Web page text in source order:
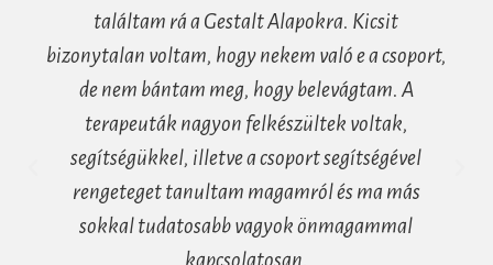
találtam rá a Gestalt Alapokra. Kicsit
bizonytalan voltam, hogy nekem való e a csoport,
de nem bántam meg, hogy belevágtam. A
terapeuták nagyon felkészültek voltak,
segítségükkel, illetve a csoport segítségével
rengeteget tanultam magamról és ma más
sokkal tudatosabb vagyok önmagammal
kapcsolatosan.